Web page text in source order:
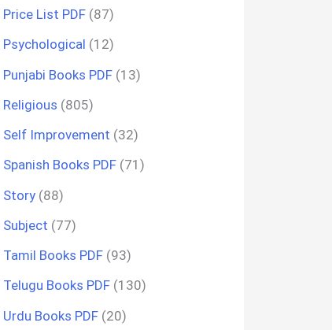
Price List PDF (87)
Psychological (12)
Punjabi Books PDF (13)
Religious (805)
Self Improvement (32)
Spanish Books PDF (71)
Story (88)
Subject (77)
Tamil Books PDF (93)
Telugu Books PDF (130)
Urdu Books PDF (20)